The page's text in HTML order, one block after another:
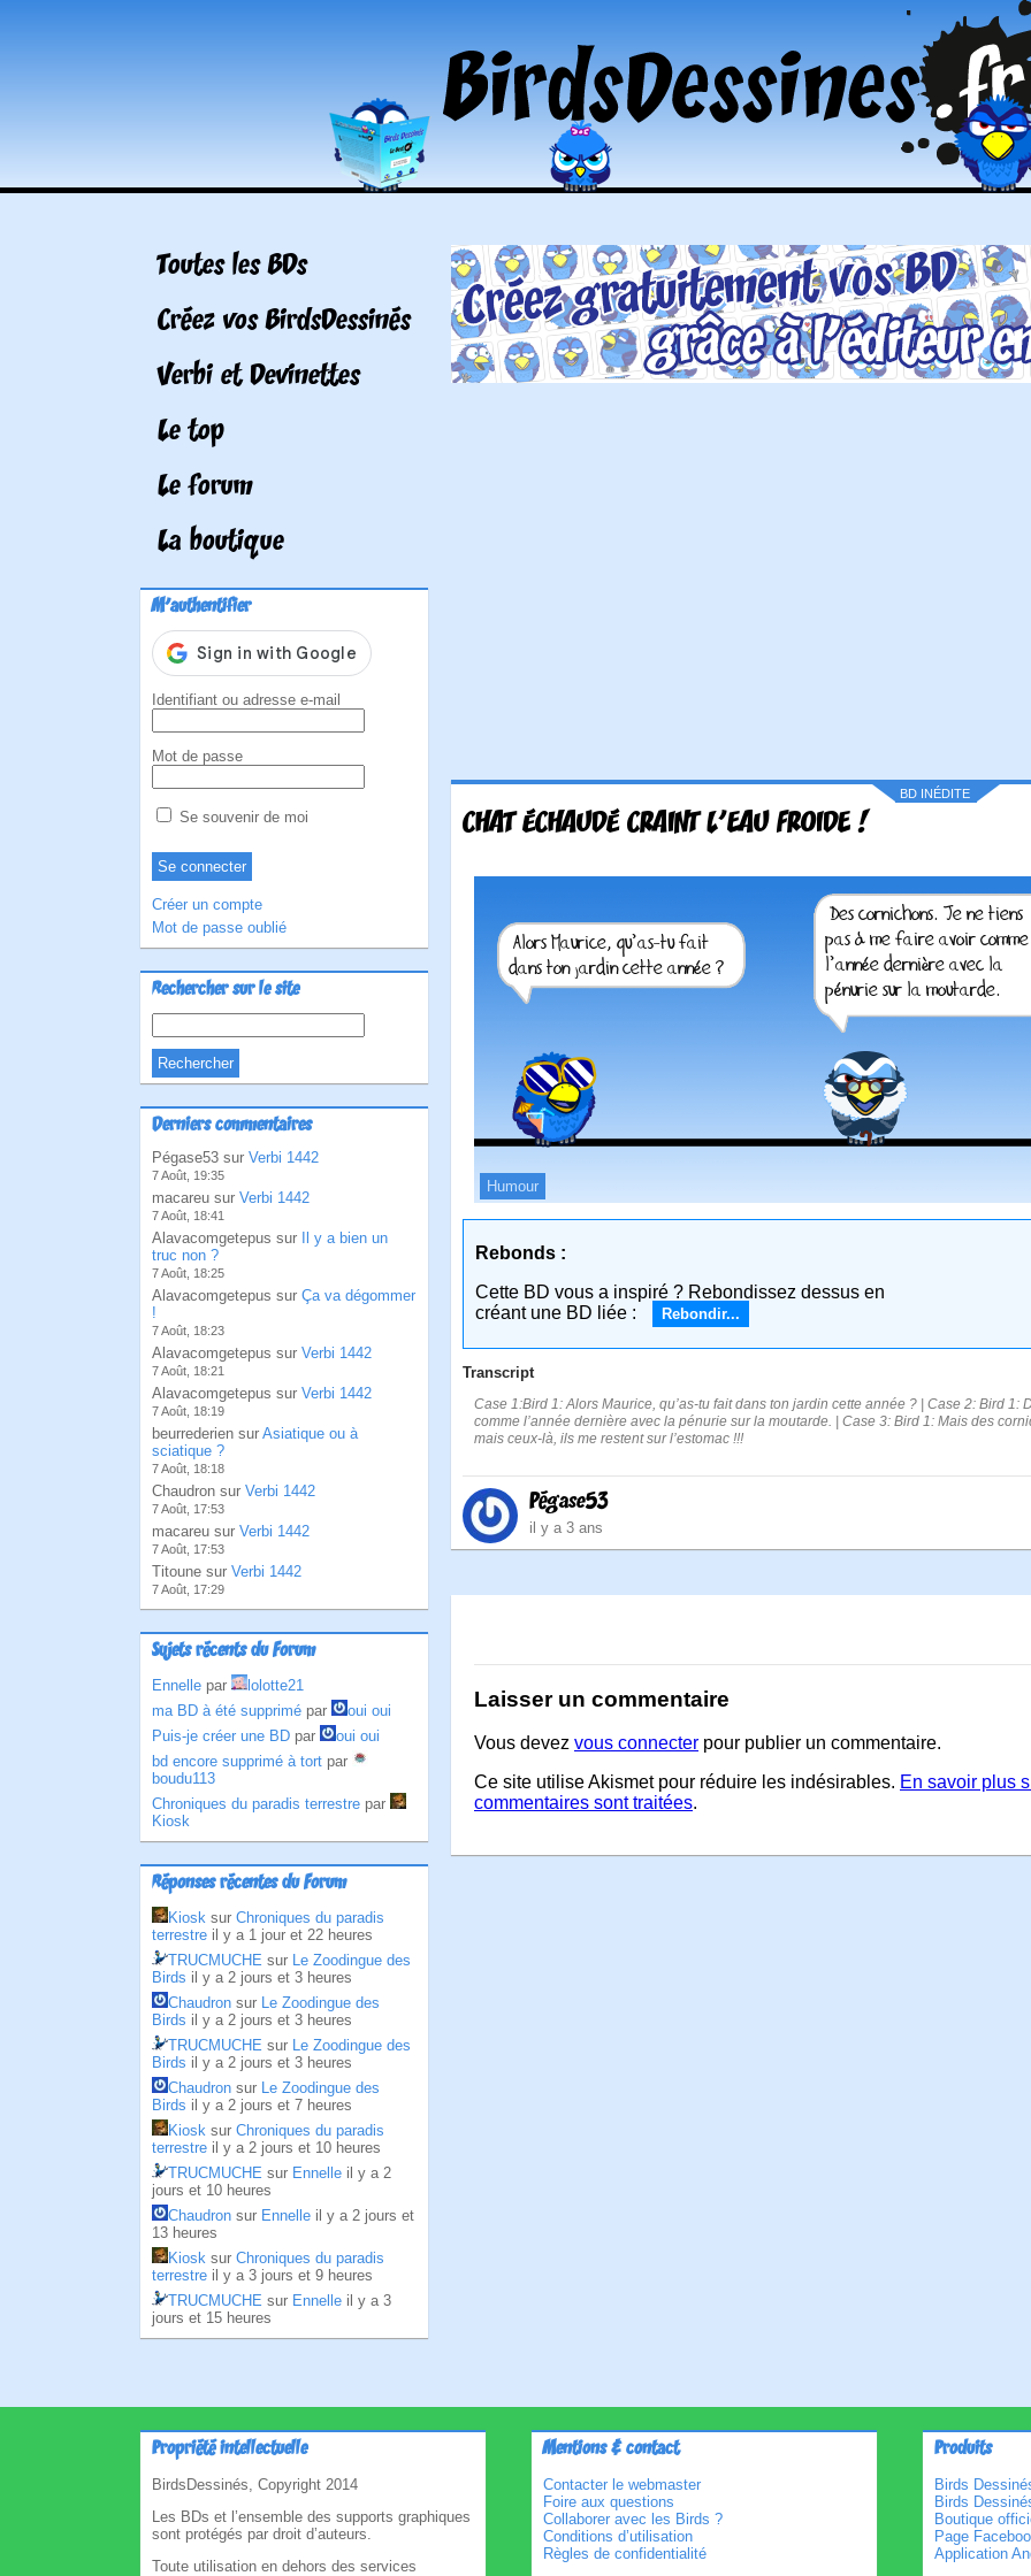
Toutes les BDs
Créez vos BirdsDessinés
Verbi et Devinettes
Le top
Le forum
La boutique
M'authentifier
Identifiant ou adresse e-mail
Mot de passe
Se souvenir de moi
Créer un compte
Mot de passe oublié
Rechercher sur le site
Derniers commentaires
Pégase53 sur Verbi 1442
7 Août, 19:35
macareu sur Verbi 1442
7 Août, 18:41
Alavacomgetepus sur
Il y a bien un
truc non ?
7 Août, 18:25
Alavacomgetepus sur Ça va dégommer
!
7 Août, 18:23
Alavacomgetepus sur Verbi 1442
7 Août, 18:21
Alavacomgetepus sur Verbi 1442
7 Août, 18:19
beurrederien sur Asiatique ou à
sciatique ?
7 Août, 18:18
Chaudron sur Verbi 1442
7 Août, 17:53
macareu sur Verbi 1442
7 Août, 17:53
Titoune sur Verbi 1442
7 Août, 17:29
Sujets récents du Forum
Ennelle par
lolotte21
ma BD à été supprimé par
oui oui
Puis-je créer une BD par
oui oui
bd encore supprimé à tort par
boudu113
Chroniques du paradis terrestre par
Kiosk
Réponses récentes du Forum
Kiosk sur Chroniques du paradis
terrestre il y a 1 jour et 22 heures
TRUCMUCHE sur Le Zoodingue des
Birds il y a 2 jours et 3 heures
Chaudron sur Le Zoodingue des
Birds il y a 2 jours et 3 heures
TRUCMUCHE sur Le Zoodingue des
Birds il y a 2 jours et 3 heures
Chaudron sur Le Zoodingue des
Birds il y a 2 jours et 7 heures
Kiosk sur Chroniques du paradis
terrestre il y a 2 jours et 10 heures
TRUCMUCHE sur Ennelle il y a 2
jours et 10 heures
Chaudron sur Ennelle il y a 2 jours et
13 heures
Kiosk sur Chroniques du paradis
terrestre il y a 3 jours et 9 heures
TRUCMUCHE sur Ennelle il y a 3
jours et 15 heures
BD INÉDITE
CHAT ÉCHAUDÉ CRAINT L’EAU FROIDE !
Humour
Rebonds :
Cette BD vous a inspiré ? Rebondissez dessus en
créant une BD liée :
Rebondir...
Transcript
Case 1:Bird 1: Alors Maurice, qu’as-tu fait dans ton jardin cette année ? | Case 2: Bird
comme l’année dernière avec la pénurie sur la moutarde. | Case 3: Bird 1: Mais des
mais ceux-là, ils me restent sur l’estomac !!!
Pégase53
il y a 3 ans
Laisser un commentaire
Vous devez vous connecter pour publier un commentaire.
Ce site utilise Akismet pour réduire les indésirables. En savoir plus
commentaires sont traitées.
Propriété intellectuelle
BirdsDessinés, Copyright 2014
Les BDs et l’ensemble des supports graphiques
sont protégés par droit d’auteurs.
Toute utilisation en dehors des services
Mentions & contact
Contacter le webmaster
Foire aux questions
Collaborer avec les Birds ?
Conditions d’utilisation
Règles de confidentialité
Produits
Birds
Birds
Boutique
Page
Application